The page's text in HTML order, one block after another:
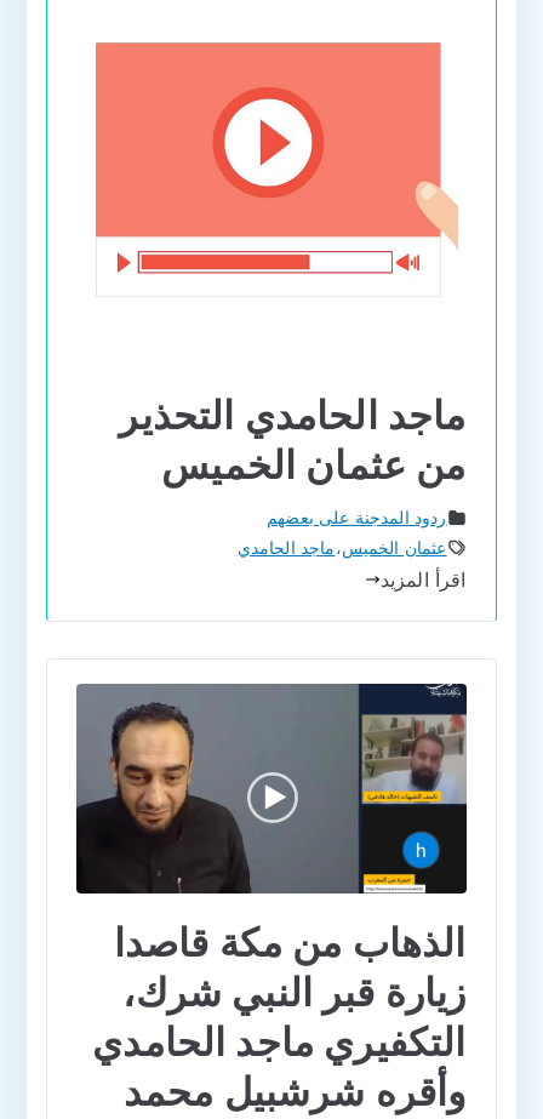
ماجد الحامدي التحذير
من عثمان الخميس
ردود المدجنة على بعضهم
عثمان الخميس،ماجد الحامدي
اقرأ المزيد
الذهاب من مكة قاصدا
زيارة قبر النبي شرك،
التكفيري ماجد الحامدي
وأقره شرشبيل محمد